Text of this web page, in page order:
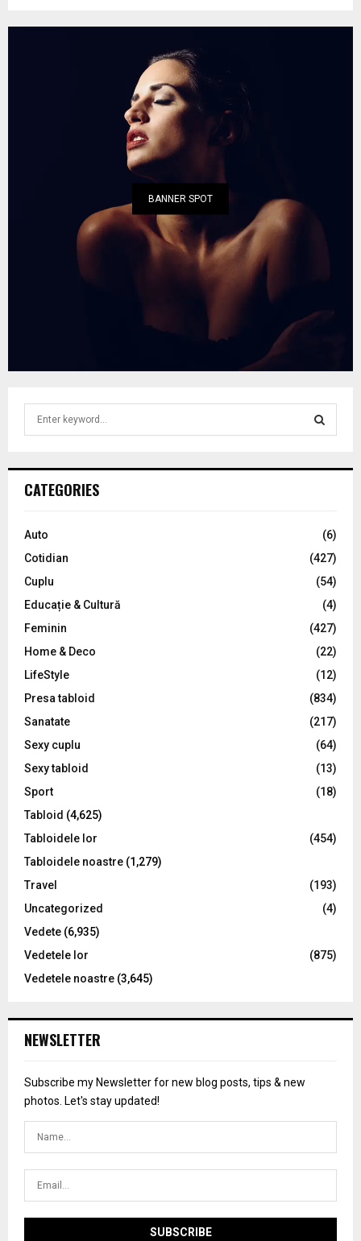
BANNER SPOT
h
o
:
C
CATEGORIES
Auto
(6)
Cotidian
(427)
Cuplu
(54)
Educație & Cultură
(4)
Feminin
(427)
Home & Deco
(22)
LifeStyle
(12)
Presa tabloid
(834)
Sanatate
(217)
Sexy cuplu
(64)
Sexy tabloid
(13)
Sport
(18)
Tabloid (4,625)
Tabloidele lor
(454)
Tabloidele noastre (1,279)
Travel
(193)
Uncategorized
(4)
Vedete (6,935)
Vedetele lor
(875)
Vedetele noastre (3,645)
NEWSLETTER
Subscribe my Newsletter for new blog posts, tips & new
photos. Let's stay updated!